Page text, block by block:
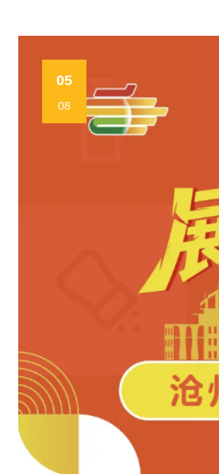
05
08